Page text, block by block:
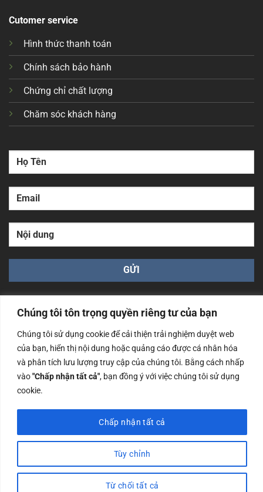
Chúng tôi tôn trọng quyền riêng tư của bạn
Chúng tôi sử dụng cookie để cải thiện trải nghiệm duyệt web
của bạn, hiển thị nội dung hoặc quảng cáo được cá nhân hóa
và phân tích lưu lượng truy cập của chúng tôi. Bằng cách nhấp
vào"Chấp nhận tất cả", bạn đồng ý với việc chúng tôi sử dụng
cookie.
Tùy chỉnh
Từ chối tất cả
Chấp nhận tất cả
Cutomer service
Hình thức thanh toán
Chính sách bảo hành
Chứng chỉ chất lượng
Chăm sóc khách hàng
Công ty TNHH Nam Bình Xương - Số ĐKKD: 0108783483
cấp ngày 14/06/2019 bởi Sở Kế Hoạch và Đầu Tư Tp. Hà
Nội
Copyrights @2023 Nam Binh Xuong. All Rights Reserved